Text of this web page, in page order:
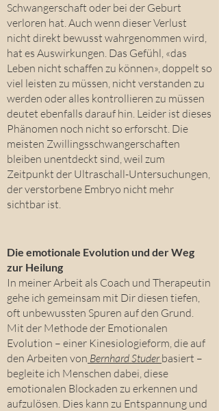
Schwangerschaft oder bei der Geburt
verloren hat. Auch wenn dieser Verlust
nicht direkt bewusst wahrgenommen wird,
hat es Auswirkungen. Das Gefühl, «das
Leben nicht schaffen zu können», doppelt so
viel leisten zu müssen, nicht verstanden zu
werden oder alles kontrollieren zu müssen
deutet ebenfalls darauf hin. Leider ist dieses
Phänomen noch nicht so erforscht. Die
meisten Zwillingsschwangerschaften
bleiben unentdeckt sind, weil zum
Zeitpunkt der Ultraschall-Untersuchungen,
der verstorbene Embryo nicht mehr
sichtbar ist.
Die emotionale Evolution und der Weg
zur Heilung
In meiner Arbeit als Coach und Therapeutin
gehe ich gemeinsam mit Dir diesen tiefen,
oft unbewussten Spuren auf den Grund.
Mit der Methode der Emotionalen
Evolution – einer Kinesiologieform, die auf
den Arbeiten von Bernhard Studerbasiert –
begleite ich Menschen dabei, diese
emotionalen Blockaden zu erkennen und
aufzulösen. Dies kann zu Entspannung und